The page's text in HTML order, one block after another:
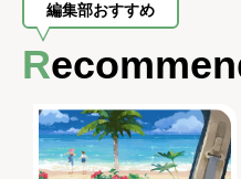
編集部おすすめ